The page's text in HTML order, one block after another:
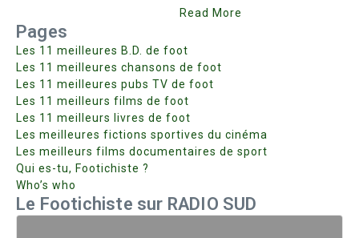
Read More
Pages
Les 11 meilleures B.D. de foot
Les 11 meilleures chansons de foot
Les 11 meilleures pubs TV de foot
Les 11 meilleurs films de foot
Les 11 meilleurs livres de foot
Les meilleures fictions sportives du cinéma
Les meilleurs films documentaires de sport
Qui es-tu, Footichiste ?
Who’s who
Le Footichiste sur RADIO SUD